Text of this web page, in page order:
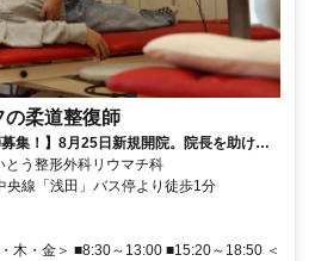
の柔道整復師
集！】8月25日新規開院。院長を助ける
ーも教えます！
う整形外科リウマチ科
日進中央線「浅田」バス停より徒歩1分
木・金＞ ■8:30～13:00 ■15:20～18:50 ＜